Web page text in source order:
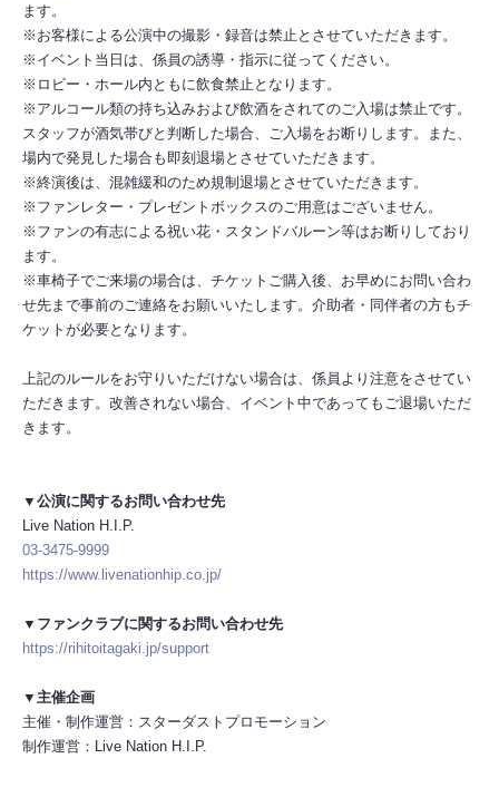
ます。
※お客様による公演中の撮影・録音は禁止とさせていただきます。
※イベント当日は、係員の誘導・指示に従ってください。
※ロビー・ホール内ともに飲食禁止となります。
※アルコール類の持ち込みおよび飲酒をされてのご入場は禁止です。
スタッフが酒気帯びと判断した場合、ご入場をお断りします。また、
場内で発見した場合も即刻退場とさせていただきます。
※終演後は、混雑緩和のため規制退場とさせていただきます。
※ファンレター・プレゼントボックスのご用意はございません。
※ファンの有志による祝い花・スタンドバルーン等はお断りしており
ます。
※車椅子でご来場の場合は、チケットご購入後、お早めにお問い合わ
せ先まで事前のご連絡をお願いいたします。介助者・同伴者の方もチ
ケットが必要となります。
上記のルールをお守りいただけない場合は、係員より注意をさせてい
ただきます。改善されない場合、イベント中であってもご退場いただ
きます。
▼公演に関するお問い合わせ先
Live Nation H.I.P.
03-3475-9999
https://www.livenationhip.co.jp/
▼ファンクラブに関するお問い合わせ先
https://rihitoitagaki.jp/support
▼主催企画
主催・制作運営：スターダストプロモーション
制作運営：Live Nation H.I.P.